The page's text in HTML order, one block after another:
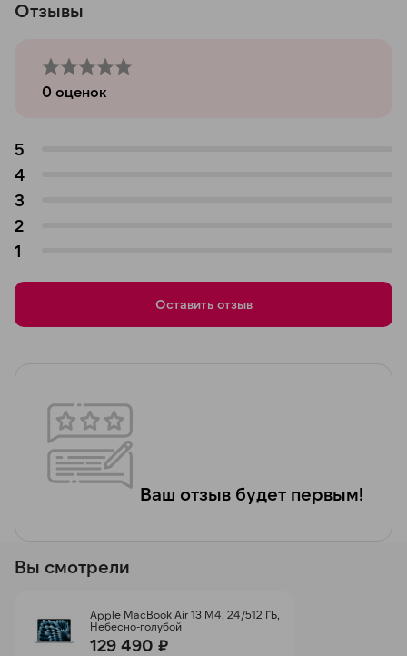
Отзывы
Ваш отзыв будет первым!
0 оценок
5
4
3
2
1
Оставить отзыв
Вы смотрели
Apple MacBook Air 13 M4, 24/512 ГБ,
Небесно-голубой
129 490 ₽